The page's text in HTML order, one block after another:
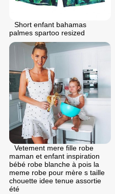
Short enfant bahamas
palmes spartoo resized
Vetement mere fille robe
maman et enfant inspiration
bébé robe blanche à pois la
meme robe pour mère s taille
chouette idee tenue assortie
été